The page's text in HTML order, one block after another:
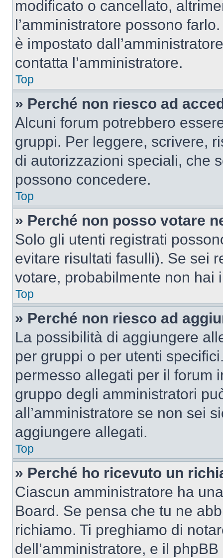
modificato o cancellato,
l’amministratore possono
è impostato
contatta l’amministratore.
Top
» Perché non riesco ad
Alcuni forum potrebbero
gruppi. Per leggere, scrivere,
di autorizzazioni speciali, che
possono concedere.
Top
» Perché non posso votare
Solo gli utenti registrati
evitare risultati fasulli). Se sei
votare, probabilmente non hai
Top
» Perché non riesco ad
La possibilità di aggiungere
per gruppi o per utenti
permesso allegati per il forum
gruppo degli amministratori
all’amministratore se non sei
aggiungere allegati.
Top
» Perché ho ricevuto un
Ciascun amministratore ha
Board. Se pensa che tu ne
richiamo. Ti preghiamo di
dell’amministratore, e il